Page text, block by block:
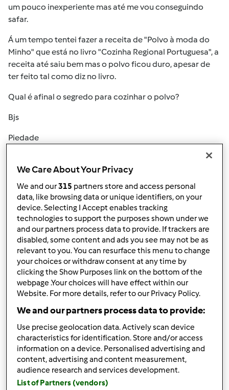
um pouco inexperiente mas até me vou conseguindo
safar.
Á um tempo tentei fazer a receita de "Polvo à moda do
Minho" que está no livro "Cozinha Regional Portuguesa", a
receita até saiu bem mas o polvo ficou duro, apesar de
ter feito tal como diz no livro.
Qual é afinal o segredo para cozinhar o polvo?
Bjs
Piedade
Topo
Iniciar sessãoou registe-se aquipara escrever
suzana mota cr… (não
verificado)
Qui, 2009-10-22 00:51
olá
não tem muito segredo, tem mais a ver com a qualidade.
se fez a receita tal qual como está no livro
We Care About Your Privacy
We and our315 partners store and access personal
data, like browsing data or unique identifiers, on your
device. Selecting I Accept enables tracking
technologies to support the purposes shown under we
and our partners process data to provide. If trackers are
disabled, some content and ads you see may not be as
relevant to you. You can resurface this menu to change
your choices or withdraw consent at any time by
clicking the Show Purposes link on the bottom of the
webpage .Your choices will have effect within our
Website. For more details, refer to our Privacy Policy.
We and our partners process data to provide:
Use precise geolocation data. Actively scan device
characteristics for identification. Store and/or access
information on a device. Personalised advertising and
content, advertising and content measurement,
audience research and services development.
List of Partners (vendors)